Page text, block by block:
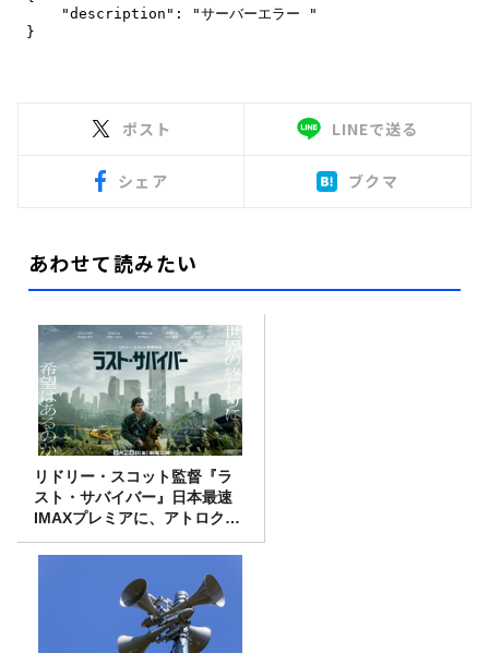
ポスト LINEで送る
シェア ブクマ
あわせて読みたい
リドリー・スコット監督『ラ
スト・サバイバー』日本最速
IMAXプレミアに、アトロクリ
スナー60名をご招待！